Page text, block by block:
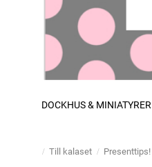
DOCKHUS & MINIATYRER
Till kalaset Presenttips!